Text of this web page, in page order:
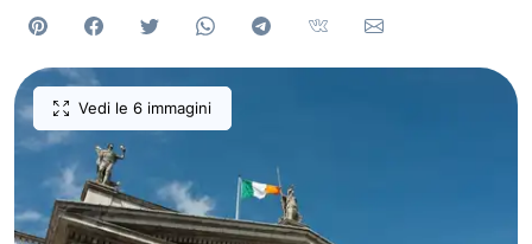
Vedi le 6 immagini